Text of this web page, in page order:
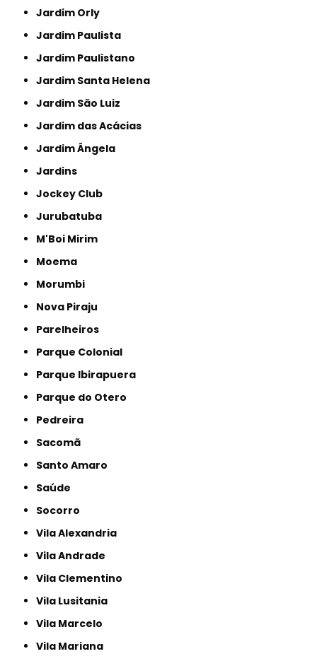
Jardim Orly
Jardim Paulista
Jardim Paulistano
Jardim Santa Helena
Jardim São Luiz
Jardim das Acácias
Jardim Ângela
Jardins
Jockey Club
Jurubatuba
M'Boi Mirim
Moema
Morumbi
Nova Piraju
Parelheiros
Parque Colonial
Parque Ibirapuera
Parque do Otero
Pedreira
Sacomã
Santo Amaro
Saúde
Socorro
Vila Alexandria
Vila Andrade
Vila Clementino
Vila Lusitania
Vila Marcelo
Vila Mariana